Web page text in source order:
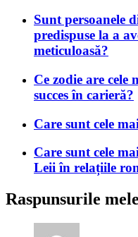
Sunt persoanele
predispuse la a
meticuloasă?
Ce zodie are cele
succes în carieră?
Care sunt cele
Care sunt cele
Leii în relațiile
Raspunsurile